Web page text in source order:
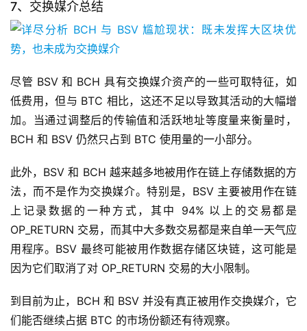
7、交换媒介总结
尽管 BSV 和 BCH 具有交换媒介资产的一些可取特征，如
低费用，但与 BTC 相比，这还不足以导致其活动的大幅增
加。当通过调整后的传输值和活跃地址等度量来衡量时，
BCH 和 BSV 仍然只占到 BTC 使用量的一小部分。
此外，BSV 和 BCH 越来越多地被用作在链上存储数据的方
法，而不是作为交换媒介。特别是，BSV 主要被用作在链
上记录数据的一种方式，其中 94% 以上的交易都是
OP_RETURN 交易，而其中大多数交易都是来自单一天气应
用程序。BSV 最终可能被用作数据存储区块链，这可能是
因为它们取消了对 OP_RETURN 交易的大小限制。
到目前为止，BCH 和 BSV 并没有真正被用作交换媒介，它
们能否继续占据 BTC 的市场份额还有待观察。